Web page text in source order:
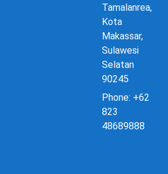
Tamalanrea,
Kota
Makassar,
Sulawesi
Selatan
90245
Phone: +62
823
48689888